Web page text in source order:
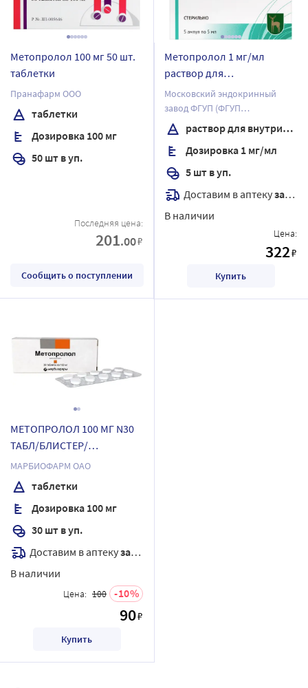
Метопролол 100 мг 50 шт.
таблетки
Пранафарм ООО
таблетки
Дозировка 100 мг
50 шт в уп.
Последняя цена:
201.00₽
Сообщить о поступлении
Метопролол 1 мг/мл
раствор для
внутривенного введения 5
мл ампулы 5 шт.
Московский эндокринный
завод ФГУП (ФГУП
"ЭНДОФАРМ")
раствор для внутривенного введения
Дозировка 1 мг/мл
5 шт в уп.
Доставим в аптекузавтра
В наличии
Цена:
322₽
Купить
МЕТОПРОЛОЛ 100 МГ N30
ТАБЛ/БЛИСТЕР/
МАРБИОФАРМ/
МАРБИОФАРМ ОАО
таблетки
Дозировка 100 мг
30 шт в уп.
Доставим в аптекузавтра
В наличии
Цена: 100 10
90₽
Купить